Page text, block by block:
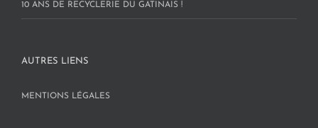
10 ANS DE RECYCLERIE DU GÂTINAIS !
AUTRES LIENS
MENTIONS LÉGALES